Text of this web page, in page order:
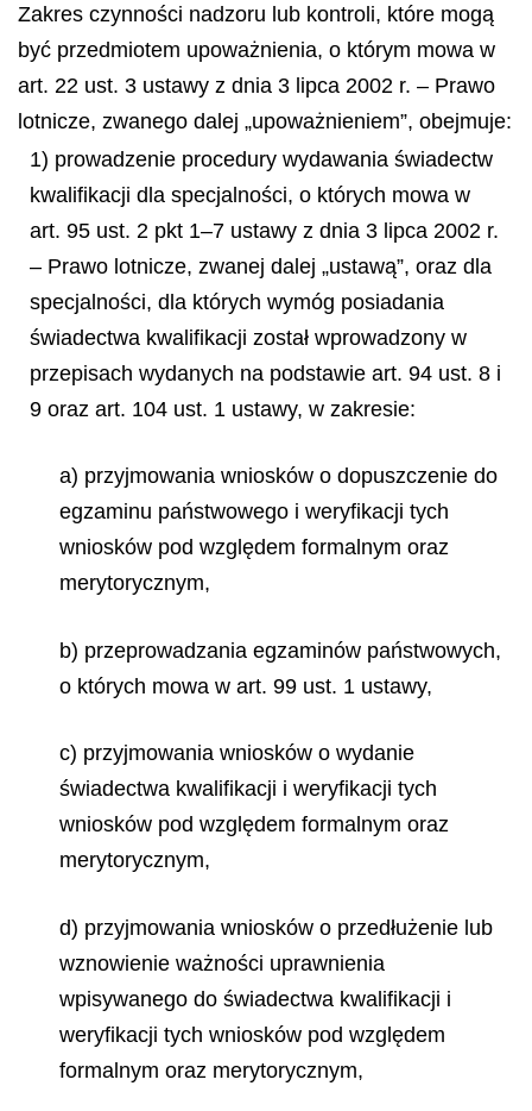
Zakres czynności nadzoru lub kontroli, które mogą
być przedmiotem upoważnienia, o którym mowa w
art. 22 ust. 3 ustawy z dnia 3 lipca 2002 r. – Prawo
lotnicze, zwanego dalej „upoważnieniem”, obejmuje:
1) prowadzenie procedury wydawania świadectw
kwalifikacji dla specjalności, o których mowa w
art. 95 ust. 2 pkt 1–7 ustawy z dnia 3 lipca 2002 r.
– Prawo lotnicze, zwanej dalej „ustawą”, oraz dla
specjalności, dla których wymóg posiadania
świadectwa kwalifikacji został wprowadzony w
przepisach wydanych na podstawie art. 94 ust. 8 i
9 oraz art. 104 ust. 1 ustawy, w zakresie:
a) przyjmowania wniosków o dopuszczenie do
egzaminu państwowego i weryfikacji tych
wniosków pod względem formalnym oraz
merytorycznym,
b) przeprowadzania egzaminów państwowych,
o których mowa w art. 99 ust. 1 ustawy,
c) przyjmowania wniosków o wydanie
świadectwa kwalifikacji i weryfikacji tych
wniosków pod względem formalnym oraz
merytorycznym,
d) przyjmowania wniosków o przedłużenie lub
wznowienie ważności uprawnienia
wpisywanego do świadectwa kwalifikacji i
weryfikacji tych wniosków pod względem
formalnym oraz merytorycznym,